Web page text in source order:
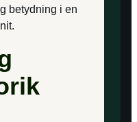
betydning i en